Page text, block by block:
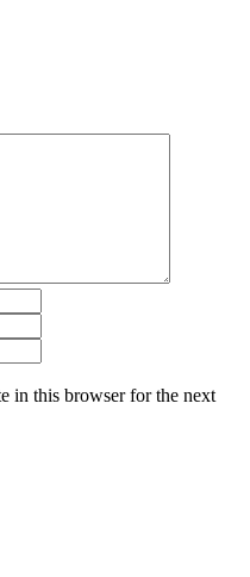
in this browser for the next